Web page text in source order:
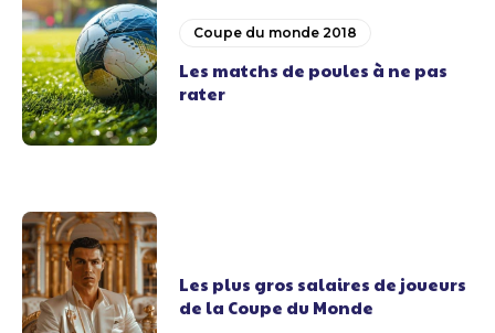
Coupe du monde 2018
Les matchs de poules à ne pas
rater
Les plus gros salaires de joueurs
de la Coupe du Monde